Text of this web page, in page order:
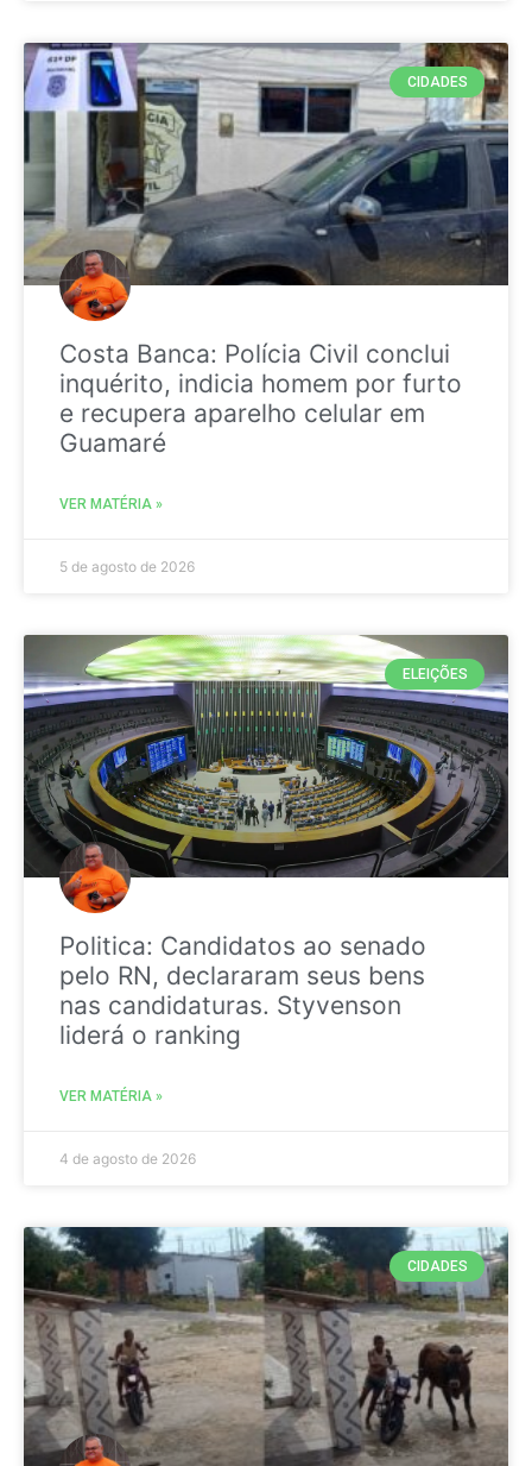
CIDADES
Costa Banca: Polícia Civil conclui
inquérito, indicia homem por furto
e recupera aparelho celular em
Guamaré
VER MATÉRIA »
5 de agosto de 2026
ELEIÇÕES
Politica: Candidatos ao senado
pelo RN, declararam seus bens
nas candidaturas. Styvenson
liderá o ranking
VER MATÉRIA »
4 de agosto de 2026
CIDADES